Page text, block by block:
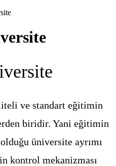
ve standart eğitimin
biridir. Yani eğitimin
üniversite ayrımı
kontrol mekanizması